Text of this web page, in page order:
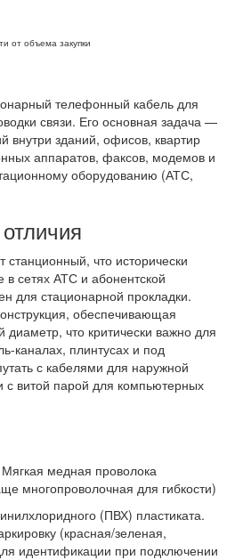
от объема закупки
телефонный кабель для
связи. Его основная задача —
внутри зданий, офисов, квартир
аппаратов, факсов, модемов и
оборудованию (АТС,
станционный, что исторически
сетях АТС и абонентской
для стационарной прокладки.
обеспечивающая
диаметр, что критически важно для
каналах, плинтусах и под
с кабелями для наружной
с витой парой для компьютерных
Мягкая медная проволока
многопроволочная для гибкости)
(ПВХ) пластиката.
(красная/зеленая,
идентификации при подключении